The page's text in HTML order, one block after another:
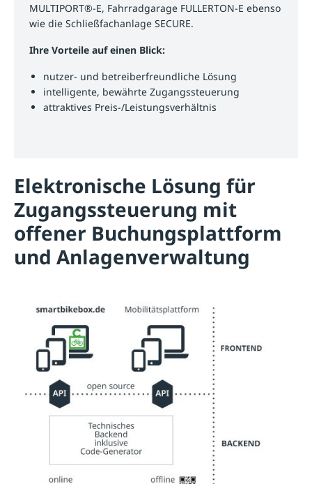
MULTIPORT®-E, Fahrradgarage FULLERTON-E ebenso
wie die Schließfachanlage SECURE.
Ihre Vorteile auf einen Blick:
nutzer- und betreiberfreundliche Lösung
intelligente, bewährte Zugangssteuerung
attraktives Preis-/Leistungsverhältnis
Elektronische Lösung für
Zugangssteuerung mit
offener Buchungsplattform
und Anlagenverwaltung